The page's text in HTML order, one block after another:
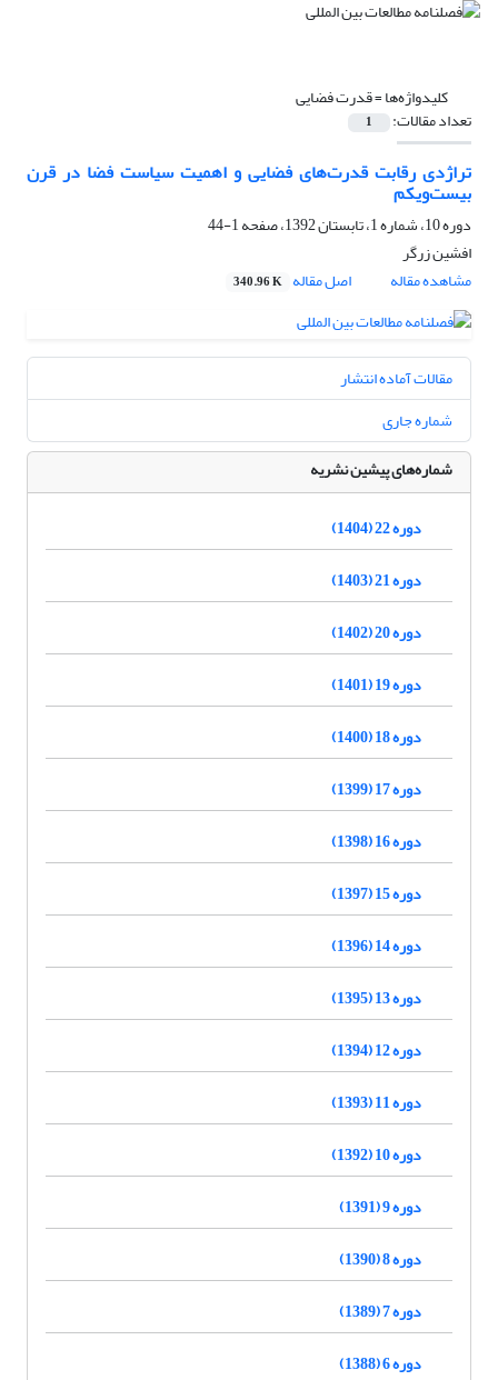
کلیدواژه‌ها =قدرت فضایی
تعداد مقالات: 1
تراژدی رقابت قدرت‌های فضایی و اهمیت سیاست فضا در قرن
بیست‌ویکم
دوره 10، شماره 1، تابستان 1392، صفحه
1-44
افشین زرگر
مشاهده مقاله
اصل مقاله 340.96 K
مقالات آماده انتشار
شماره جاری
شماره‌های پیشین نشریه
دوره 22 (1404)
دوره 21 (1403)
دوره 20 (1402)
دوره 19 (1401)
دوره 18 (1400)
دوره 17 (1399)
دوره 16 (1398)
دوره 15 (1397)
دوره 14 (1396)
دوره 13 (1395)
دوره 12 (1394)
دوره 11 (1393)
دوره 10 (1392)
دوره 9 (1391)
دوره 8 (1390)
دوره 7 (1389)
دوره 6 (1388)